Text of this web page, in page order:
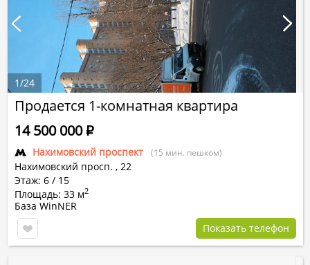
Продается 1-комнатная квартира
Нахимовский проспект (15 мин. пешком)
Нахимовский просп. , 22
Этаж: 6 / 15
Площадь: 33 м2
14 500 000Р
База WinNER
Показать телефон
1/24